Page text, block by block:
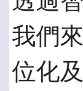
我們
位化